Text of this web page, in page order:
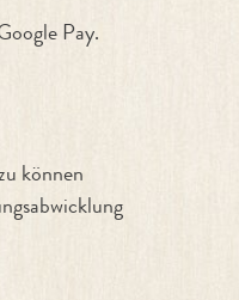
Pay.
können